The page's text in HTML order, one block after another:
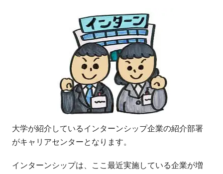
大学が紹介しているインターンシップ企業の紹介部署
がキャリアセンターとなります。
インターンシップは、ここ最近実施している企業が増